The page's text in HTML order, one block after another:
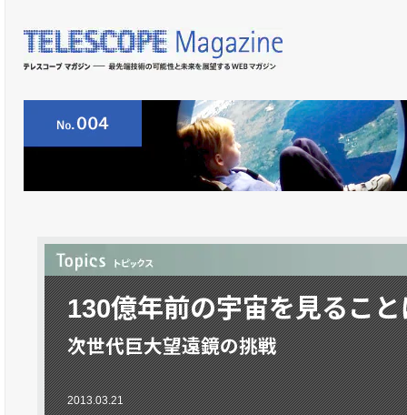
130億年前の宇宙を見るこ
次世代巨大望遠鏡の挑戦
2013.03.21